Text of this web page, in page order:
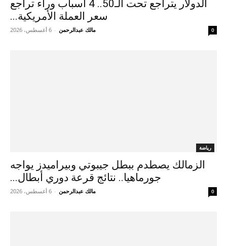
الدولار يتراجع تحت الـ50.. 4 أسباب وراء تراجع
سعر العملة الأمريكية...
مالك عبدالرحمن - 6 أغسطس، 2026 0
رياضة
الزمالك يصطدم ببطل جيبوتي وبيراميدز يواجه
جورماهيا.. نتائج قرعة دوري أبطال...
مالك عبدالرحمن - 6 أغسطس، 2026 0